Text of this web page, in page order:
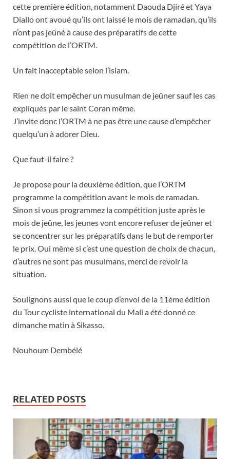
cette première édition, notamment Daouda Djiré et Yaya
Diallo ont avoué qu’ils ont laissé le mois de ramadan, qu’ils
n’ont pas jeûné à cause des préparatifs de cette
compétition de l’ORTM.
Un fait inacceptable selon l’islam.
Rien ne doit empêcher un musulman de jeûner sauf les cas
expliqués par le saint Coran même.
J’invite donc l’ORTM à ne pas être une cause d’empêcher
quelqu’un à adorer Dieu.
Que faut-il faire ?
Je propose pour la deuxième édition, que l’ORTM
programme la compétition avant le mois de ramadan.
Sinon si vous programmez la compétition juste après le
mois de jeûne, les jeunes vont encore refuser de jeûner et
se concentrer sur les préparatifs dans le but de remporter
le prix. Oui même si c’est une question de choix de chacun,
d’autres ne sont pas musulmans, merci de revoir la
situation.
Soulignons aussi que le coup d’envoi de la 11ème édition
du Tour cycliste international du Mali a été donné ce
dimanche matin à Sikasso.
Nouhoum Dembélé
RELATED POSTS